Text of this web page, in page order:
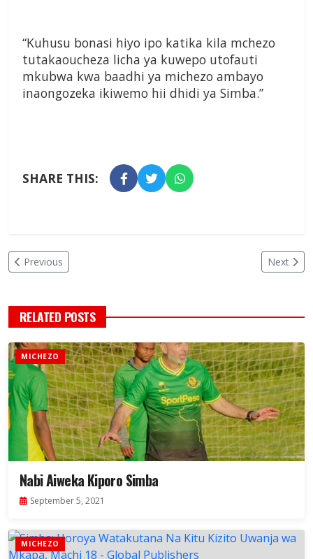
“Kuhusu bonasi hiyo ipo katika kila mchezo
tutakaoucheza licha ya kuwepo utofauti
mkubwa kwa baadhi ya michezo ambayo
inaongozeka ikiwemo hii dhidi ya Simba.”
SHARE THIS:
Previous Next
RELATED POSTS
MICHEZO
Nabi Aiweka Kiporo Simba
September 5, 2021
MICHEZO